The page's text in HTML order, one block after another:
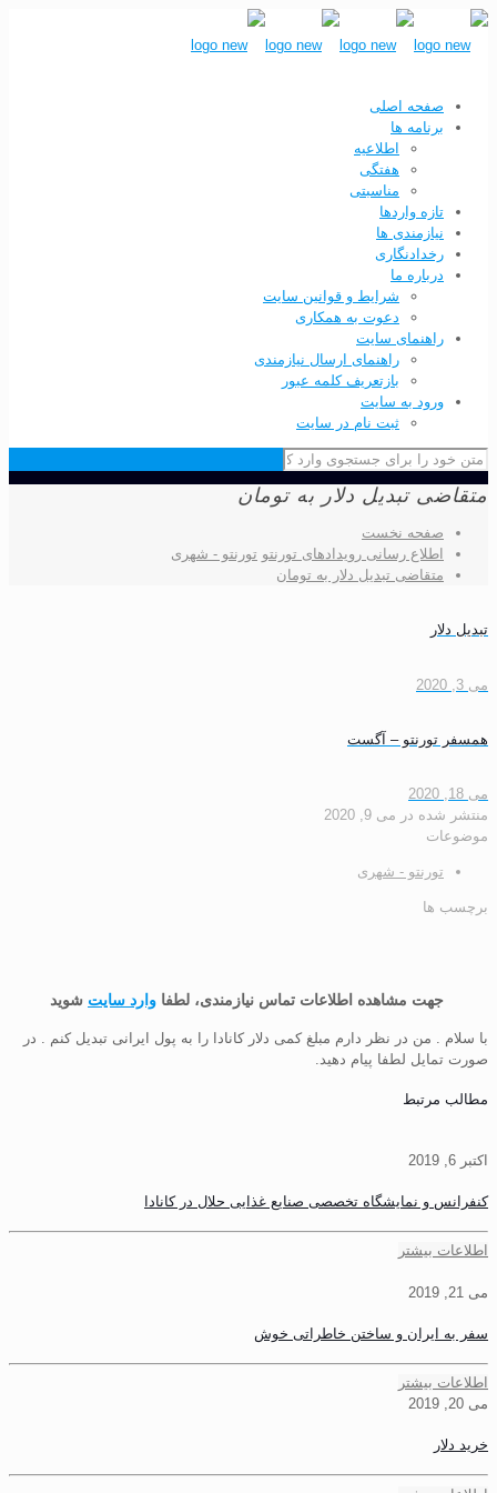
صفحه اصلی
برنامه ها
اطلاعیه
هفتگی
مناسبتی
تازه واردها
نیازمندی ها
رخدادنگاری
درباره ما
شرایط و قوانین سایت
دعوت به همکاری
راهنمای سایت
راهنمای ارسال نیازمندی
بازتعریف کلمه عبور
ورود به سایت
ثبت نام در سایت
متقاضی تبدیل دلار به تومان
صفحه نخست
اطلاع رسانی رویدادهای تورنتو تورنتو - شهری
متقاضی تبدیل دلار به تومان
تبدیل دلار
می 3, 2020
همسفر تورنتو – آگست
می 18, 2020
منتشر شده در می 9, 2020
موضوعات
تورنتو - شهری
برچسب ها
جهت مشاهده اطلاعات تماس نیازمندی، لطفا وارد سایت شوید
با سلام . من در نظر دارم مبلغ کمی دلار کانادا را به پول ایرانی تبدیل کنم . در
صورت تمایل لطفا پیام دهید.
مطالب مرتبط
اکتبر 6, 2019
کنفرانس و نمایشگاه تخصصی صنایع غذایی حلال در کانادا
اطلاعات بیشتر
می 21, 2019
سفر به ایران و ساختن خاطراتی خوش
اطلاعات بیشتر
می 20, 2019
خرید دلار